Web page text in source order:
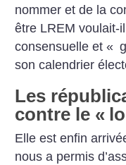
nommer et de la
être LREM voulait-
consensuelle et «
son calendrier
Les
contre le «
Elle est enfin
nous a permis